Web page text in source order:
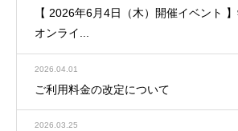
【 2026年6月4日（木）開催イベント
オンライ...
2026.04.01
ご利用料金の改定について
2026.03.25